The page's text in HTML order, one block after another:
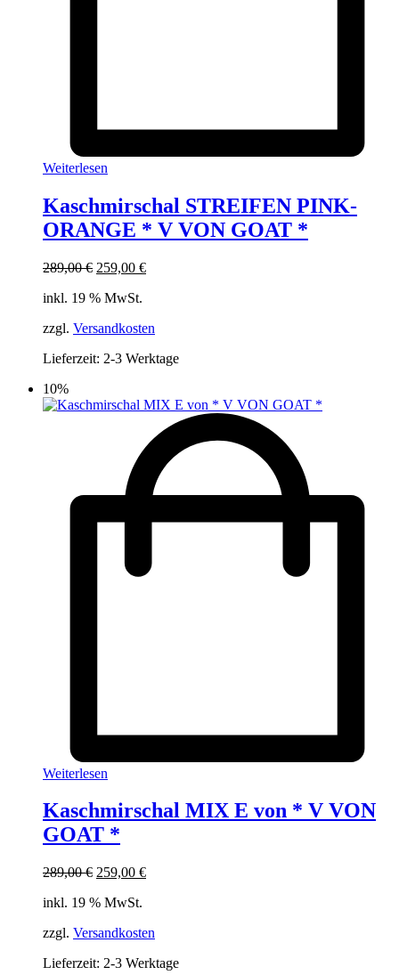
Weiterlesen
Kaschmirschal STREIFEN PINK-
ORANGE * V VON GOAT *
289,00€ Ursprünglicher
war:
259,00 €Aktueller
inkl. 19 % MwSt.
zzgl. Versandkosten
Lieferzeit: 2-3 Werktage
10%
Weiterlesen
Kaschmirschal MIX E von * V VON
GOAT *
289,00€ Ursprünglicher
war:
259,00 €Aktueller
inkl. 19 % MwSt.
zzgl. Versandkosten
Lieferzeit: 2-3 Werktage